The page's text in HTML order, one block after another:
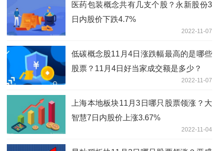
医药包装概念共有几支个股？永新股份3
日内股价下跌4.7%
2022-11-07
低碳概念股11月4日涨跌幅最高的是哪些
股票？11月4日好当家成交额是多少？
2022-11-07
上海本地板块11月3日哪只股票领涨？大
智慧7日内股价上涨3.67%
2022-11-04